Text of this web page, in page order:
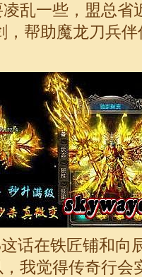
乱一些，盟总省
，帮助魔龙刀兵
这话在铁匠铺和向
我觉得传奇行会